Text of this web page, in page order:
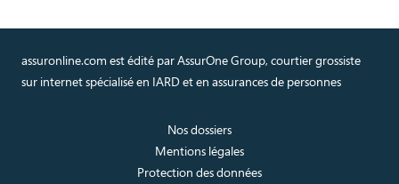
assuronline.com est édité par AssurOne Group, courtier grossiste
sur internet spécialisé en IARD et en assurances de personnes
Nos dossiers
Mentions légales
Protection des données